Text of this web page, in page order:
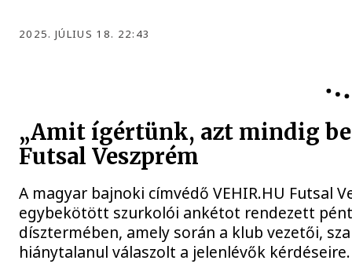
2025. JÚLIUS 18. 22:43
„Amit ígértünk, azt mindig
Futsal Veszprém
A magyar bajnoki címvédő VEHIR.HU Futsal
egybekötött szurkolói ankétot rendezett
dísztermében, amely során a klub vezetői,
hiánytalanul válaszolt a jelenlévők kérdéseire.